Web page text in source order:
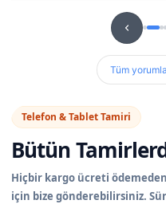
Tüm
Telefon & Tablet Tamiri
Bütün
Hiçbir kargo ücreti ödemeden
için bize gönderebilirsiniz.